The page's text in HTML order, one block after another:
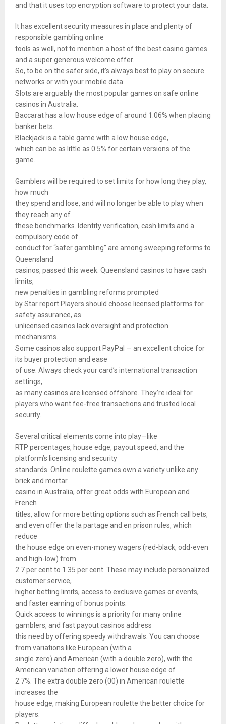
and that it uses top encryption software to protect your data.
It has excellent security measures in place and plenty of
responsible gambling online
tools as well, not to mention a host of the best casino games
and a super generous welcome offer.
So, to be on the safer side, it’s always best to play on secure
networks or with your mobile data.
Slots are arguably the most popular games on safe online
casinos in Australia.
Baccarat has a low house edge of around 1.06% when placing
banker bets.
Blackjack is a table game with a low house edge,
which can be as little as 0.5% for certain versions of the
game.
Gamblers will be required to set limits for how long they play,
how much
they spend and lose, and will no longer be able to play when
they reach any of
these benchmarks. Identity verification, cash limits and a
compulsory code of
conduct for “safer gambling” are among sweeping reforms to
Queensland
casinos, passed this week. Queensland casinos to have cash
limits,
new penalties in gambling reforms prompted
by Star report Players should choose licensed platforms for
safety assurance, as
unlicensed casinos lack oversight and protection
mechanisms.
Some casinos also support PayPal — an excellent choice for
its buyer protection and ease
of use. Always check your card’s international transaction
settings,
as many casinos are licensed offshore. They’re ideal for
players who want fee-free transactions and trusted local
security.
Several critical elements come into play—like
RTP percentages, house edge, payout speed, and the
platform’s licensing and security
standards. Online roulette games own a variety unlike any
brick and mortar
casino in Australia, offer great odds with European and
French
titles, allow for more betting options such as French call bets,
and even offer the la partage and en prison rules, which
reduce
the house edge on even-money wagers (red-black, odd-even
and high-low) from
2.7 per cent to 1.35 per cent. These may include personalized
customer service,
higher betting limits, access to exclusive games or events,
and faster earning of bonus points.
Quick access to winnings is a priority for many online
gamblers, and fast payout casinos address
this need by offering speedy withdrawals. You can choose
from variations like European (with a
single zero) and American (with a double zero), with the
American variation offering a lower house edge of
2.7%. The extra double zero (00) in American roulette
increases the
house edge, making European roulette the better choice for
players.